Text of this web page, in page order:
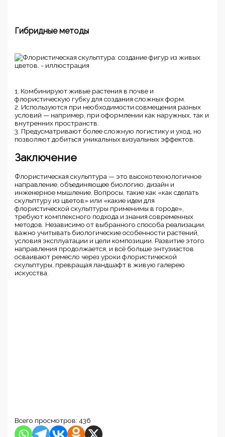
Гибридные методы
1. Комбинируют живые растения в почве и
флористическую губку для создания сложных форм.
2. Используются при необходимости совмещения разных
условий — например, при оформлении как наружных, так и
внутренних пространств.
3. Предусматривают более сложную логистику и уход, но
позволяют добиться уникальных визуальных эффектов.
Заключение
Флористическая скульптура — это высокотехнологичное
направление, объединяющее биологию, дизайн и
инженерное мышление. Вопросы, такие как «как сделать
скульптуру из цветов» или «какие идеи для
флористической скульптуры применимы в городе»,
требуют комплексного подхода и знания современных
методов. Независимо от выбранного способа реализации,
важно учитывать биологические особенности растений,
условия эксплуатации и цели композиции. Развитие этого
направления продолжается, и всё больше энтузиастов
осваивают ремесло через уроки флористической
скульптуры, превращая ландшафт в живую галерею
искусства.
Всего просмотров: 436